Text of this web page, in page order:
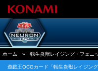
ホーム » 転生炎獣レイジング・フェニ
遊戯王OCGカード「転生炎獣レイジン